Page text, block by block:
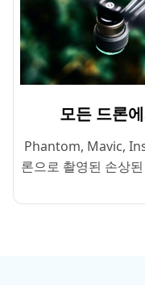
모든 드론
Phantom, Mavic,
론으로 촬영된 손상